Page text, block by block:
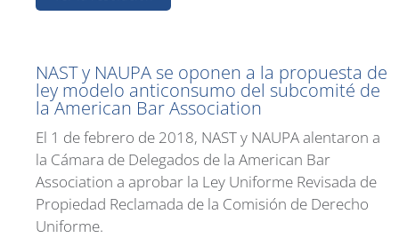
NAST y NAUPA se oponen a la propuesta de
ley modelo anticonsumo del subcomité de
la American Bar Association
El 1 de febrero de 2018, NAST y NAUPA alentaron a
la Cámara de Delegados de la American Bar
Association a aprobar la Ley Uniforme Revisada de
Propiedad Reclamada de la Comisión de Derecho
Uniforme.